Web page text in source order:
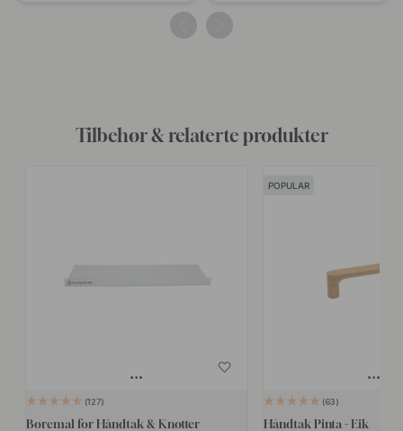
av
Tilbehør & relaterte produkter
127
Boremal for Håndtak & Knotter
POPULAR
63
Håndtak Pinta - Eik